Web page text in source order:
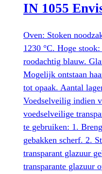
IN 1055
Oven: Stoken
1230 °C. Hoge
roodachtig blauw.
Mogelijk ontstaan
tot opaak. Aantal
Voedselveilig indien
voedselveilige
te gebruiken: 1.
gebakken scherf. 2.
transparant glazuur
transparante glazuur